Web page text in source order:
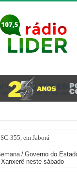
355, em Jaborá
e atropela mulher dentro
/ Governo do
neste sábado